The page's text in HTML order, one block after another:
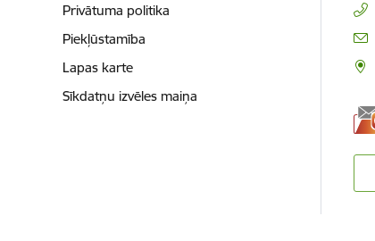
Privātuma politika
Piekļūstamība
Lapas karte
Sīkdatņu izvēles maiņa